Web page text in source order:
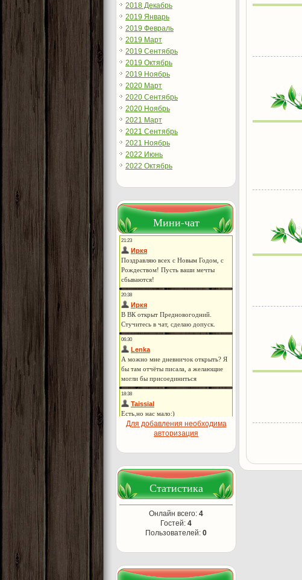
2018 Декабрь
2019 Январь
2019 Февраль
2019 Март
2019 Сентябрь
2019 Октябрь
2019 Ноябрь
2020 Март
2020 Сентябрь
2020 Ноябрь
2021 Март
2021 Сентябрь
2021 Ноябрь
2022 Июнь
2022 Октябрь
Мини-чат
Для добавления необходима
авторизация
Статистика
Онлайн всего: 4
Гостей: 4
Пользователей: 0